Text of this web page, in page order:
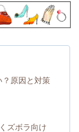
？原因と対策
ズボラ向け